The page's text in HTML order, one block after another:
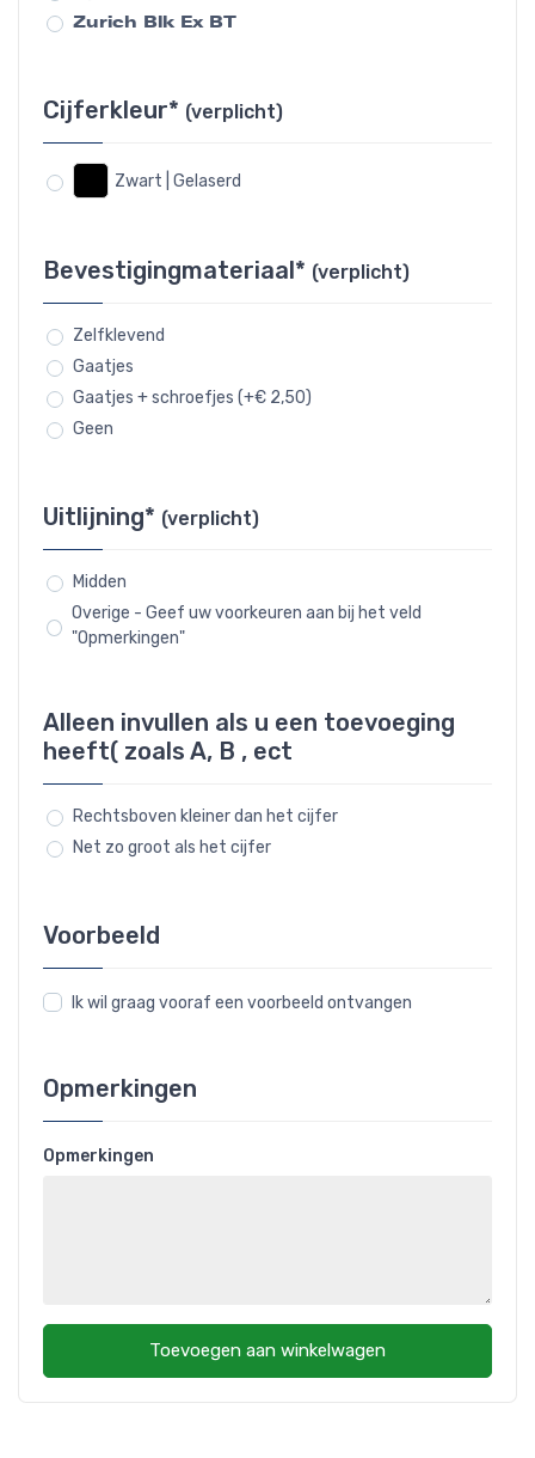
Zurich Blk Ex BT
Cijferkleur* (verplicht)
Zwart | Gelaserd
Bevestigingmateriaal* (verplicht)
Zelfklevend
Gaatjes
Gaatjes + schroefjes (+€ 2,50)
Geen
Uitlijning* (verplicht)
Midden
Overige - Geef uw voorkeuren aan bij het veld
"Opmerkingen"
Alleen invullen als u een toevoeging
heeft( zoals A, B , ect
Rechtsboven kleiner dan het cijfer
Net zo groot als het cijfer
Voorbeeld
Ik wil graag vooraf een voorbeeld ontvangen
Opmerkingen
Opmerkingen
Toevoegen aan winkelwagen